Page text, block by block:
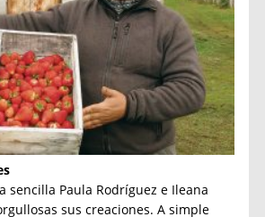
sencilla Paula Rodríguez e Ileana
sus creaciones. A simple